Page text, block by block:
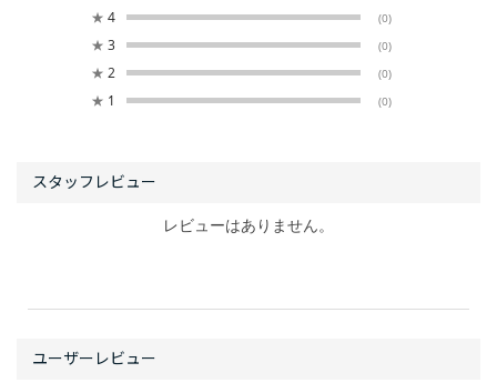
★ 4 (0)
★ 3 (0)
★ 2 (0)
★ 1 (0)
レビューはありません。